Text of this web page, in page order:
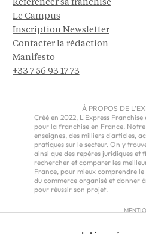
Référencer sa franchise
Le Campus
Inscription Newsletter
Contacter la rédaction
Manifesto
+33 7 56 93 17 73
À PROPOS DE
Créé en 2022, L'Express
pour la franchise en France.
enseignes, des milliers d'articles,
pratiques sur le secteur. On y
ainsi que des repères juridiques
rechercher et comparer les
France, pour mieux comprendre
du commerce organisé et donner
pour réussir son projet.